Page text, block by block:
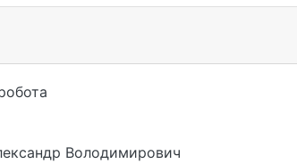
Володимирович